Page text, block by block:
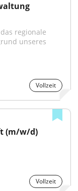
regionale
unseres
Vollzeit
(m/w/d)
Vollzeit